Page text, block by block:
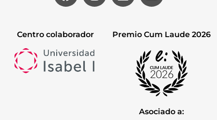
Centro colaborador Premio Cum Laude 2026
Asociado a: